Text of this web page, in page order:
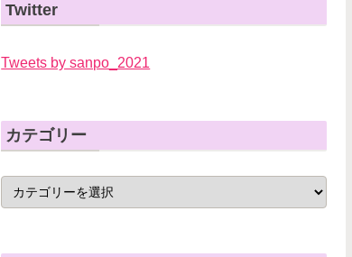
Twitter
Tweets by sanpo_2021
カテゴリー